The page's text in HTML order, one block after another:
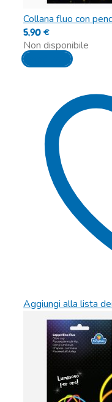
Collana fluo con
5,90€
Non disponibile
Leggi tutto
Aggiungi alla lista